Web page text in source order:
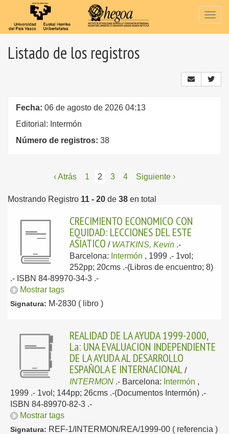
Listado de los registros
Fecha: 06 de agosto de 2026 04:13
Editorial: Intermón
Número de registros: 38
‹ Atrás 1 2 3 4 Siguiente ›
Mostrando Registro 11 - 20 de 38 en total
CRECIMIENTO ECONOMICO CON
EQUIDAD: LECCIONES DEL ESTE
ASIATICO / WATKINS, Kevin .-
Barcelona: Intermón , 1999 .- 1vol;
252pp; 20cms .-(Libros de encuentro; 8)
.- ISBN 84-89970-34-3 .-
Mostrar tags
Signatura: M-2830 ( libro )
REALIDAD DE LA AYUDA 1999-2000,
La: UNA EVALUACION INDEPENDIENTE
DE LA AYUDA AL DESARROLLO
ESPAÑOLA E INTERNACIONAL /
INTERMON .- Barcelona: Intermón ,
1999 .- 1vol; 144pp; 26cms .-(Documentos Intermón) .-
ISBN 84-89970-82-3 .-
Mostrar tags
Signatura: REF-1/INTERMON/REA/1999-00 ( referencia )